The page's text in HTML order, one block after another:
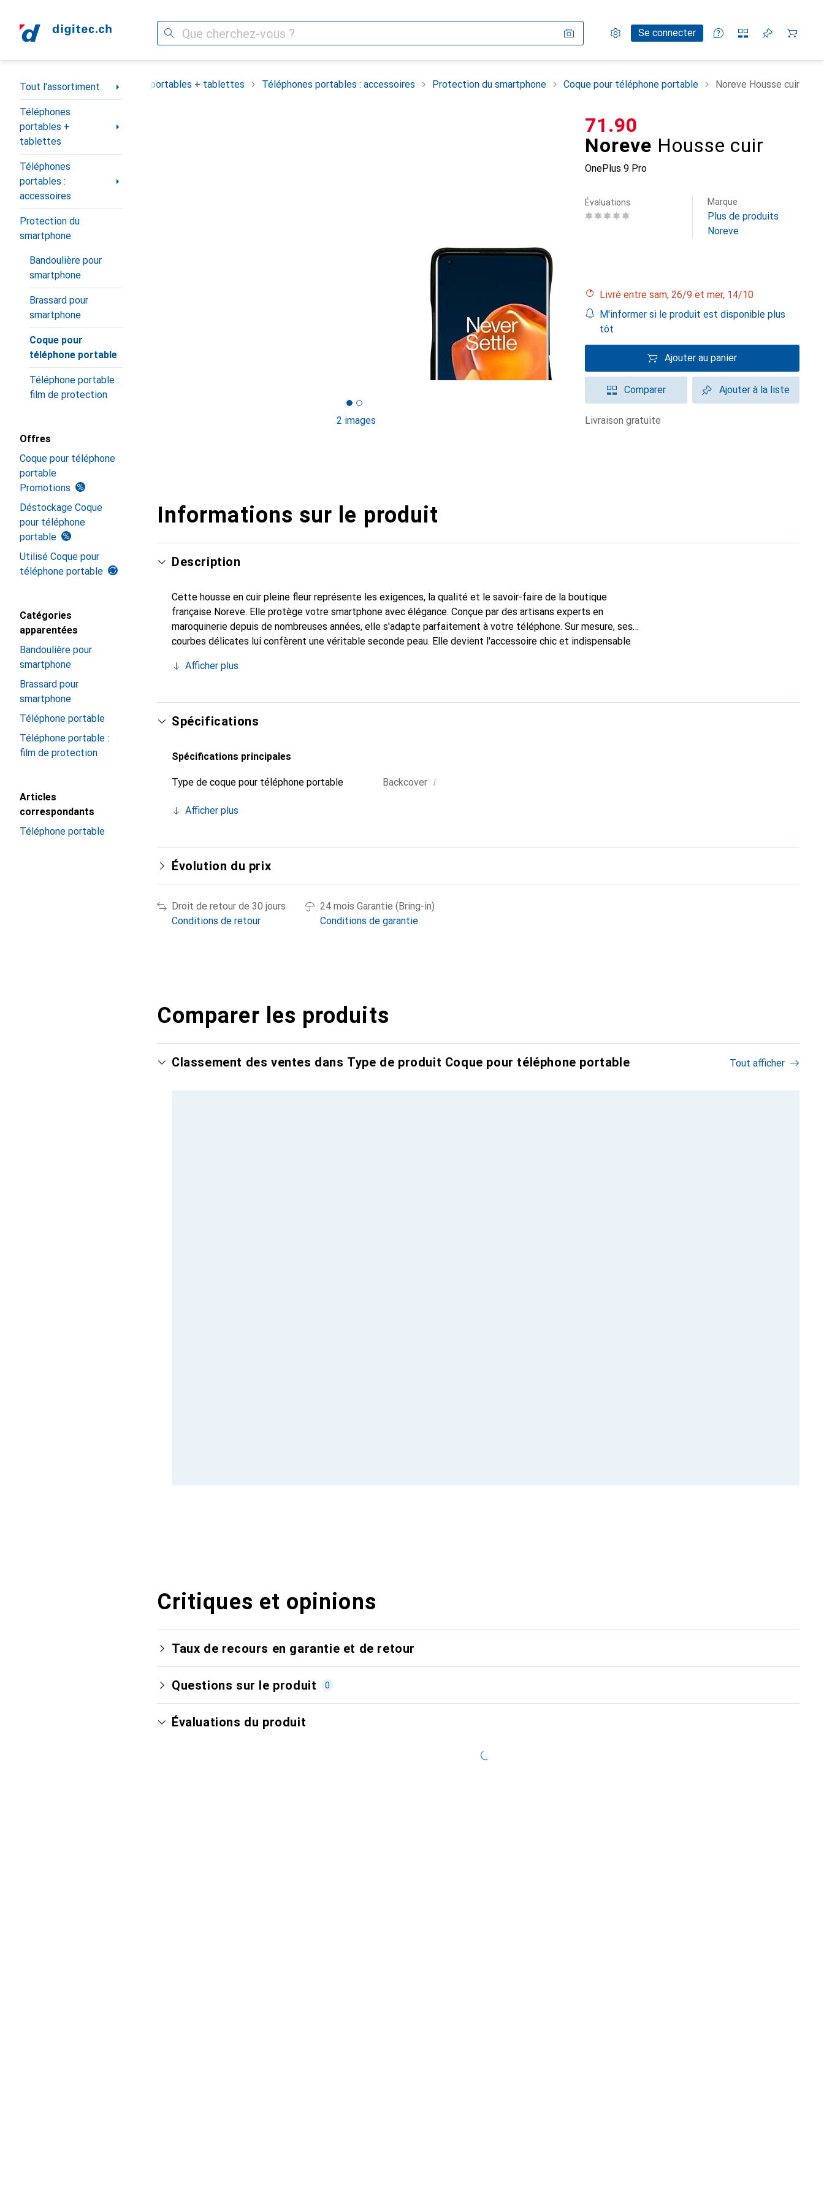
Recherche Paramètres
Compte clientSe connecter
Listes de comparaison
Listes d'envies
Panier
Navigation par catégorie
Tout l'assortiment
Téléphones
portables +
tablettes
Téléphones
portables :
accessoires
Protection du
smartphone
Bandoulière pour
smartphone
Brassard pour
smartphone
Coque pour
téléphone portable
Téléphone portable :
film de protection
Offres
Coque pour téléphone
portable
Promotions
Déstockage Coque
pour téléphone
portable
Utilisé Coque pour
téléphone portable
Catégories
apparentées
Bandoulière pour
smartphone
Brassard pour
smartphone
Téléphone portable
Téléphone portable :
film de protection
Articles
correspondants
Téléphone portable
Tout l'assortiment Téléphones portables + tablettes Téléphones portables : accessoires Protection du smartphone Coque pour téléphone portable Noreve Housse cuir
2 images
Noreve Housse cuir
OnePlus 9 Pro
CHF
71.90
Évaluations Marque
Plus de produits
Noreve
Livré entre sam, 26/9 et mer, 14/10
M'informer si le produit est disponible plus
tôt
Ajouter au panier
Comparer Ajouter à la liste
livraison gratuite
Informations sur le produit
Description
Cette housse en cuir pleine fleur représente les exigences, la qualité et le savoir-faire de la boutique
française Noreve. Elle protège votre smartphone avec élégance. Conçue par des artisans experts en
maroquinerie depuis de nombreuses années, elle s'adapte parfaitement à votre téléphone. Sur mesure, ses
courbes délicates lui confèrent une véritable seconde peau. Elle devient l'accessoire chic et indispensable
Noreve est un choix sûr pour une clientèle exigeante.
Afficher plus
Spécifications
Spécifications principales
Type de coque pour téléphone portable Backcover i
Afficher plus
Évolution du prix
Droit de retour de 30 jours
Conditions de retour
24 mois Garantie (Bring-in)
Conditions de garantie
Comparer les produits
Classement des ventes dans Type de produit Coque pour téléphone portable Tout afficher
Critiques et opinions
Taux de recours en garantie et de retour
Questions sur le produit 0
Évaluations du produit